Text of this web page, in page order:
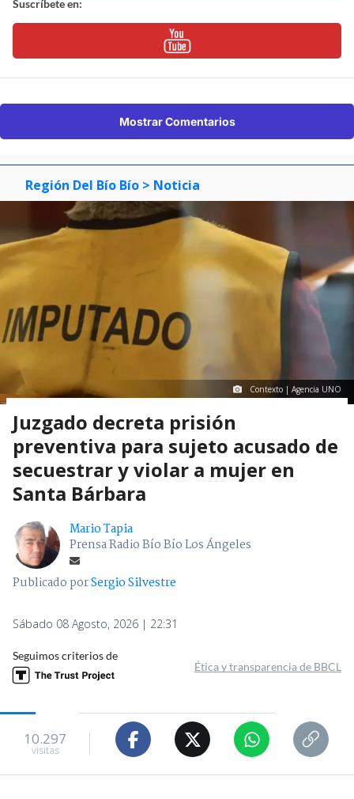
Suscríbete en:
Mostrar Comentarios
Región Del Bío Bío > Noticia
Contexto | Agencia UNO
Juzgado decreta prisión
preventiva para sujeto acusado de
secuestrar y violar a mujer en
Santa Bárbara
Mario Tapia
Prensa Radio Bío Bío Los Ángeles
Publicado porSergio Silvestre
Sábado 08 Agosto, 2026 | 22:31
Seguimos criterios de
Ética y transparencia de BBCL
10.297
visitas